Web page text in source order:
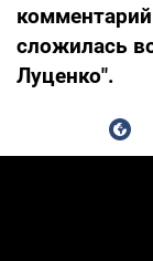
сложилась
Луценко".